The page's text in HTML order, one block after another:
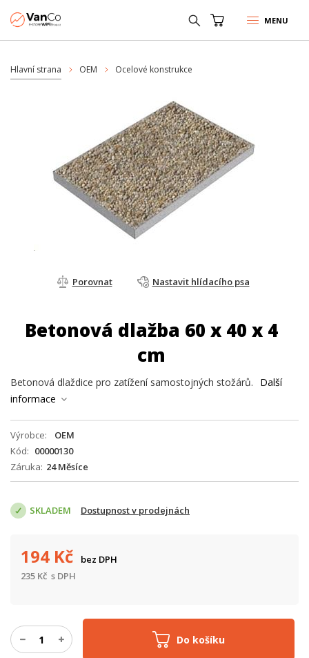
MENU
Hlavní strana OEM Ocelové konstrukce
Porovnat Nastavit hlídacího psa
Betonová dlažba 60 x 40 x 4
cm
Betonová dlaždice pro zatížení samostojných stožárů.
Další
informace
Výrobce
OEM
Kód
00000130
Záruka 24 Měsíce
SKLADEM Dostupnost v prodejnách
Do košíku
194 Kč
bez DPH
235 Kč s DPH